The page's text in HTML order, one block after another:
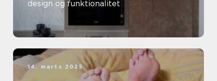
design og funktionalitet
14. marts 2025